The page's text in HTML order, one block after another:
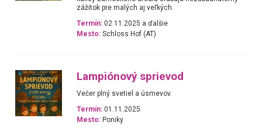
zážitok pre malých aj veľkých.
Termín: 02.11.2025 a ďalšie
Mesto: Schloss Hof (AT)
Lampiónový sprievod
Večer plný svetiel a úsmevov.
Termín: 01.11.2025
Mesto: Poniky